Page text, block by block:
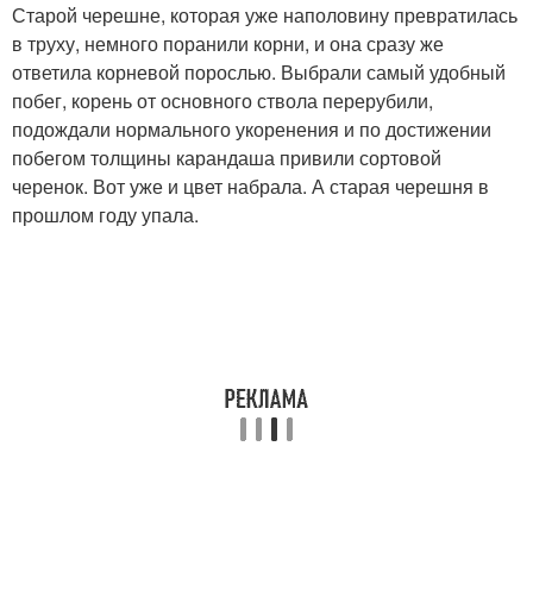
Старой черешне, которая уже наполовину превратилась
в труху, немного поранили корни, и она сразу же
ответила корневой порослью. Выбрали самый удобный
побег, корень от основного ствола перерубили,
подождали нормального укоренения и по достижении
побегом толщины карандаша привили сортовой
черенок. Вот уже и цвет набрала. А старая черешня в
прошлом году упала.